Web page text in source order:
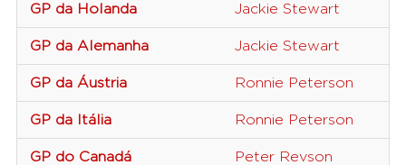
GP da Holanda Jackie Stewart
GP da Alemanha Jackie Stewart
GP da Áustria Ronnie Peterson
GP da Itália Ronnie Peterson
GP do Canadá Peter Revson